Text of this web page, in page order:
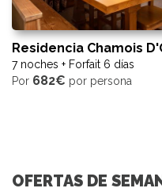
Residencia Chamois
7 noches + Forfait 6 días
Por 682€ por persona
OFERTAS DE